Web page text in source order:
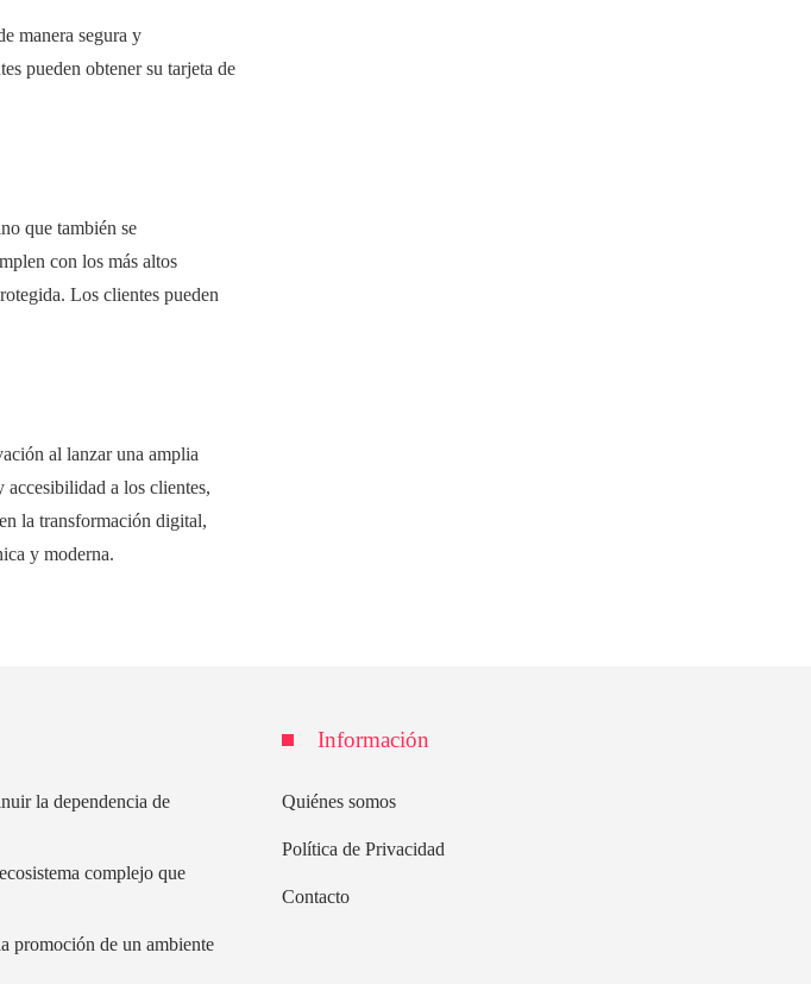
manera segura y
pueden obtener su tarjeta de
que también se
con los más altos
Los clientes pueden
al lanzar una amplia
a los clientes,
la transformación digital,
y moderna.
la dependencia de
complejo que
promoción de un ambiente
Información
Quiénes somos
Política de Privacidad
Contacto